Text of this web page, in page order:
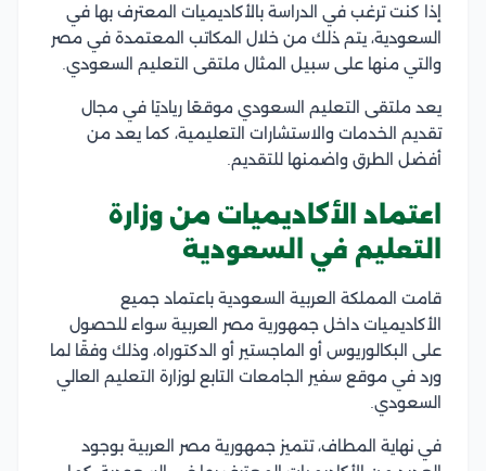
إذا كنت ترغب في الدراسة بالأكاديميات المعترف بها في
السعودية، يتم ذلك من خلال المكاتب المعتمدة في مصر
والتي منها على سبيل المثال ملتقى التعليم السعودي.
يعد ملتقى التعليم السعودي موقعًا رياديًا في مجال
تقديم الخدمات والاستشارات التعليمية، كما يعد من
أفضل الطرق واضمنها للتقديم.
اعتماد الأكاديميات من وزارة
التعليم في السعودية
قامت المملكة العربية السعودية باعتماد جميع
الأكاديميات داخل جمهورية مصر العربية سواء للحصول
على البكالوريوس أو الماجستير أو الدكتوراه، وذلك وفقًا لما
ورد في موقع سفير الجامعات التابع لوزارة التعليم العالي
السعودي.
في نهاية المطاف، تتميز جمهورية مصر العربية بوجود